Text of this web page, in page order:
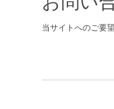
当サイトへのご要